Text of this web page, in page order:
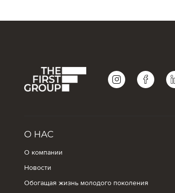
О НАС
О компании
Новости
Обогащая жизнь молодого поколения